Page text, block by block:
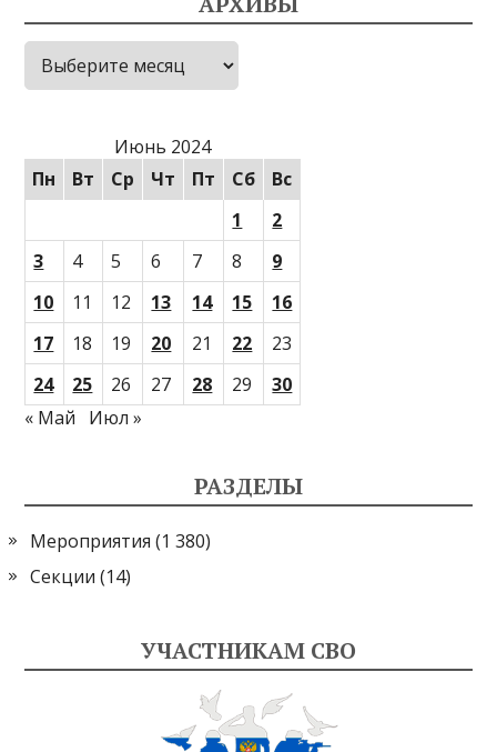
Архивы
Июнь 2024
Пн
Вт Ср Чт Пт Сб
Вс
1
2
3
4 5 6 7 8
9
10
11 12 13 14 15
16
17
18 19 20 21 22
23
24
25 26 27 28 29
30
« Май
Июл »
РАЗДЕЛЫ
Мероприятия (1 380)
Секции (14)
УЧАСТНИКАМ СВО